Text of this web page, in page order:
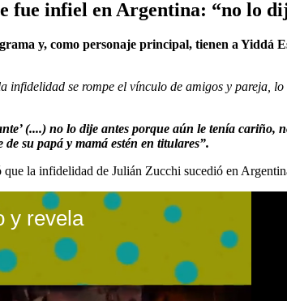
infiel en Argentina: “no lo
y, como personaje principal, tienen a Yiddá
se rompe el vínculo de amigos y pareja,
(....) no lo dije antes porque aún le tenía cariño,
su papá y mamá estén en titulares”.
la infidelidad de Julián Zucchi sucedió en
y revela